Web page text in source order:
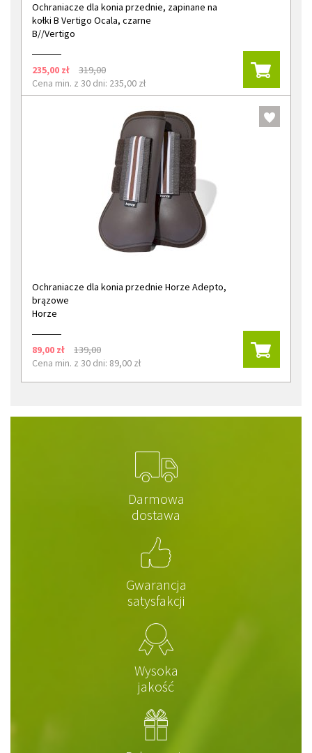
Ochraniacze dla konia przednie, zapinane na
kołki B Vertigo Ocala, czarne
B//Vertigo
235,00 zł
319,00
Cena min. z 30 dni: 235,00 zł
Ochraniacze dla konia przednie Horze Adepto,
brązowe
Horze
89,00 zł
139,00
Cena min. z 30 dni: 89,00 zł
Darmowa
dostawa
Gwarancja
satysfakcji
Wysoka
jakość